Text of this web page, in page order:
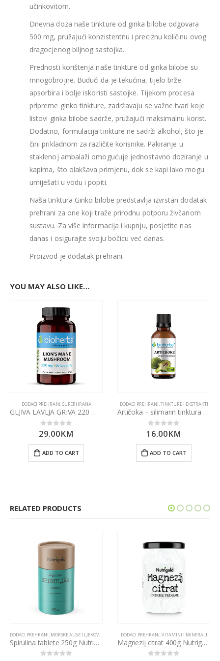
učinkovitom.
Dnevna doza naše tinkture od ginka bilobe odgovara
500 mg, pružajući konzistentnu i preciznu količinu ovog
dragocjenog biljnog sastojka.
Prednosti korištenja naše tinkture od ginka bilobe su
mnogobrojne. Budući da je tekućina, tijelo brže
apsorbira i bolje iskoristi sastojke. Tijekom procesa
pripreme ginko tinkture, zadržavaju se važne tvari koje
listovi ginka bilobe sadrže, pružajući maksimalnu korist.
Dodatno, formulacija tinkture ne sadrži alkohol, što je
čini prikladnom za različite korisnike. Pakiranje u
staklenoj ambalaži omogućuje jednostavno doziranje u
kapima, što olakšava primjenu, dok se kapi lako mogu
umiješati u vodu i popiti.
Naša tinktura Ginko bilobe predstavlja izvrstan dodatak
prehrani za one koji traže prirodnu potporu živčanom
sustavu. Za više informacija i kupnju, posjetite nas
danas i osigurajte svoju bočicu već danas.
Proizvod je dodatak prehrani.
YOU MAY ALSO LIKE…
DODACI PREHRANI,SUPERHRANA
GLJIVA LAVLJA GRIVA 220 mg 100 kapsula Bioherba
0out of 5
29.00KM
ADD TO CART
DODACI PREHRANI,TINKTURE I EKSTRAKTI
Artičoka – silimarin tinktura 50ml Bioherba
0 out of 5
16.00KM
ADD TO CART
RELATED PRODUCTS
DODACI PREHRANI MORSKE ALGE I LJEKOVITE GLJIVE
Spirulina tablete 250g Nutrigold
DODACI PREHRANI VITAMINI I MINERALI
Magnezij citrat 400g Nutrigold